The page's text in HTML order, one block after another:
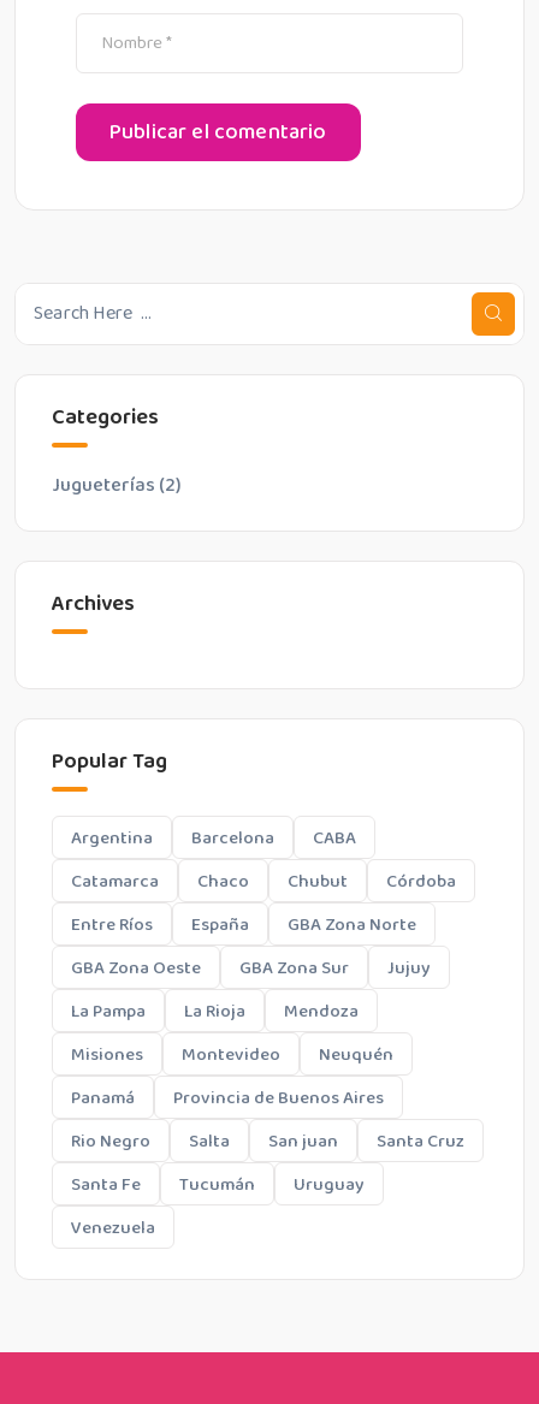
Categories
Jugueterías (2)
Archives
Popular Tag
Argentina Barcelona
CABA
Catamarca
Chaco Chubut
Córdoba
Entre Ríos
España
GBA Zona Norte
GBA Zona Oeste
GBA Zona Sur
Jujuy
La Pampa
La Rioja
Mendoza
Misiones
Montevideo
Neuquén
Panamá
Provincia de Buenos Aires
Rio Negro
Salta San juan
Santa Cruz
Santa Fe
Tucumán
Uruguay
Venezuela